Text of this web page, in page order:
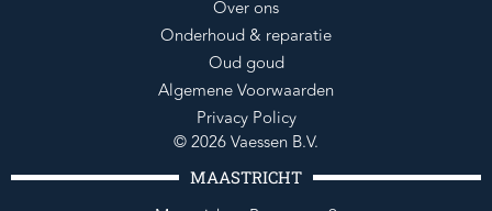
Over ons
Onderhoud & reparatie
Oud goud
Algemene Voorwaarden
Privacy Policy
© 2026 Vaessen B.V.
MAASTRICHT